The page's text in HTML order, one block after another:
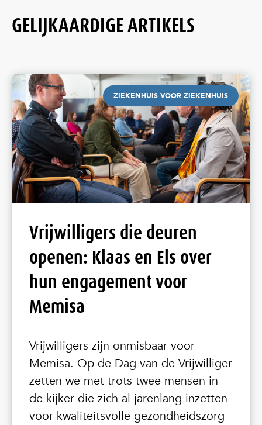
GELIJKAARDIGE ARTIKELS
ZIEKENHUIS VOOR ZIEKENHUIS
Vrijwilligers die deuren
openen: Klaas en Els over
hun engagement voor
Memisa
Vrijwilligers zijn onmisbaar voor
Memisa. Op de Dag van de Vrijwilliger
zetten we met trots twee mensen in
de kijker die zich al jarenlang inzetten
voor kwaliteitsvolle gezondheidszorg